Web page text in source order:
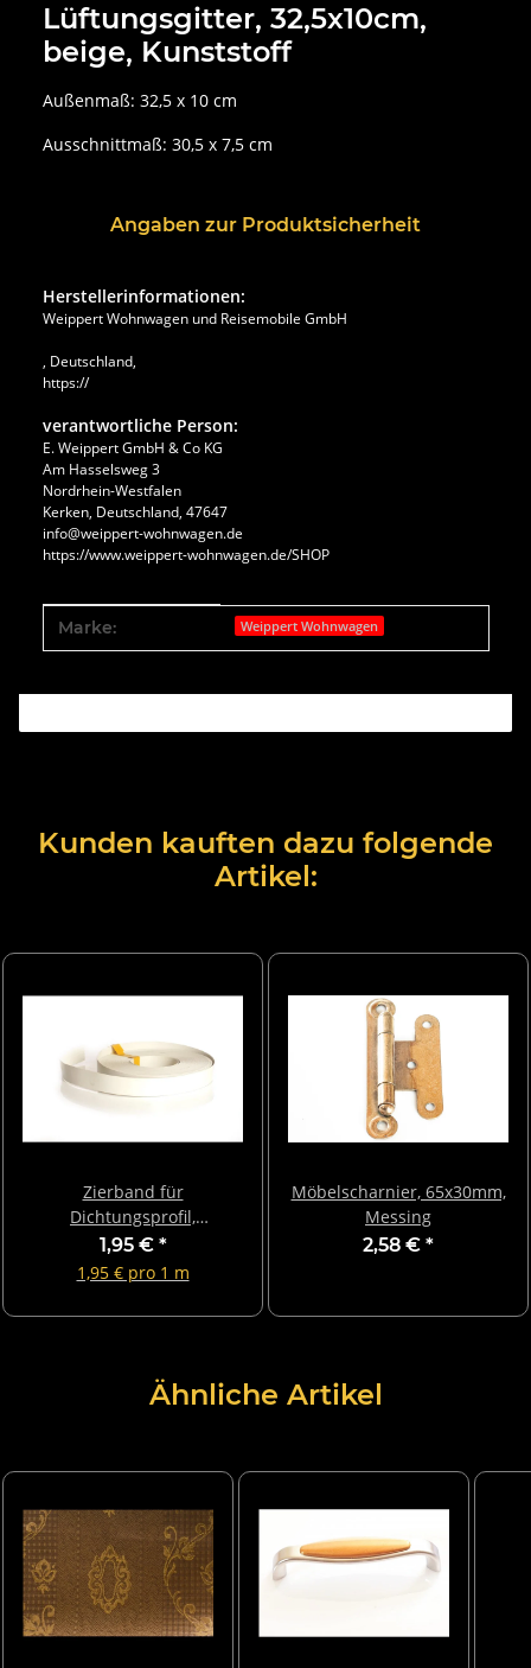
Lüftungsgitter, 32,5x10cm,
beige, Kunststoff
Außenmaß: 32,5 x 10 cm
Ausschnittmaß: 30,5 x 7,5 cm
Angaben zur Produktsicherheit
Herstellerinformationen:
Weippert Wohnwagen und Reisemobile GmbH
, Deutschland,
https://
verantwortliche Person:
E. Weippert GmbH & Co KG
Am Hasselsweg 3
Nordrhein-Westfalen
Kerken, Deutschland, 47647
info@weippert-wohnwagen.de
https://www.weippert-wohnwagen.de/SHOP
Produkteigenschaft
Wert
Marke: Weippert Wohnwagen
Kunden kauften dazu folgende
Artikel:
Zierband für
Dichtungsprofil,
Kantengummi, hellgrau, 1m
1,95 € *
1,95 € pro 1 m
Möbelscharnier, 65x30mm,
Messing
2,58 € *
Ähnliche Artikel